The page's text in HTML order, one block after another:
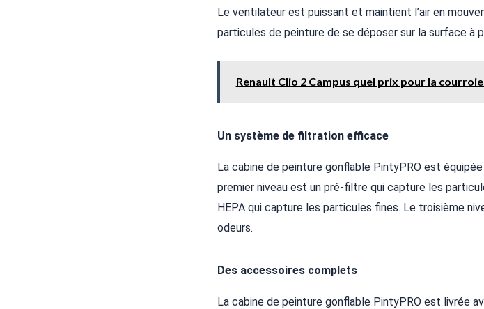
Le ventilateur est puissant et maintient l’air en
particules de peinture de se déposer sur la surface à
Renault Clio 2 Campus quel prix pour la
Un système de filtration efficace
La cabine de peinture gonflable PintyPRO est
premier niveau est un pré-filtre qui capture les
HEPA qui capture les particules fines. Le troisième
odeurs.
Des accessoires complets
La cabine de peinture gonflable PintyPRO est livrée